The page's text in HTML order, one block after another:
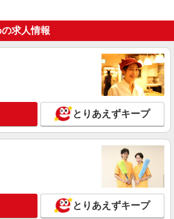
ニー（119110）
月給21万6000円以上 ※研修期間2ヶ月は給与
橋二和病院（千葉県船橋市二和東5-1-1）
詳細を見る
ニー（119110）
給1600円以上 ※研修期間2ヶ月は給与95％
※22:00〜23:00は時給2000円
求人情報
とりあえずキープ
とりあえずキープ